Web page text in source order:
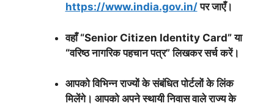
https://www.india.gov.in/पर जाएँ।
वहाँ “Senior Citizen Identity Card” या
“वरिष्ठ नागरिक पहचान पत्र” लिखकर सर्च करें।
आपको विभिन्न राज्यों के संबंधित पोर्टलों के लिंक
मिलेंगे। आपको अपने स्थायी निवास वाले राज्य के